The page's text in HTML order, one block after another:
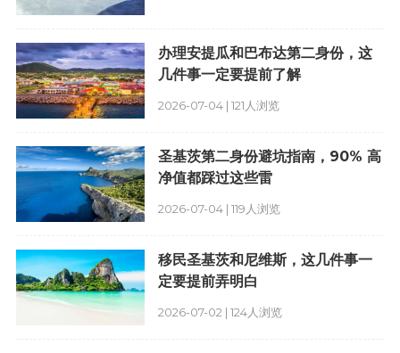
2026-07-04 | 121人浏览
办理安提瓜和巴布达第二身份，这
几件事一定要提前了解
2026-07-04 | 119人浏览
圣基茨第二身份避坑指南，90% 高
净值都踩过这些雷
2026-07-02 | 124人浏览
移民圣基茨和尼维斯，这几件事一
定要提前弄明白